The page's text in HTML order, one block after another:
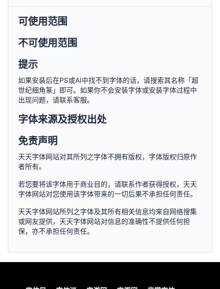
可使用范围
不可使用范围
提示
如果安装后在PS或AI中找不到字体的话，请搜索其名称「超
世纪细角篆」即可。如果你不会安装字体或安装字体过程中
出现问题，请联系客服。
字体来源及授权出处
免责声明
天天字体网站对其所列之字体不拥有版权，字体版权归原作
者所有。
若您要将该字体用于商业目的，请联系作者获得授权，天天
字体网站对您使用该字体带来的一切后果不承担任何责任。
天天字体网站所列之字体及其所有相关信息均来自网络搜集
或网友提供，天天字体网站对信息的准确性不提供任何担
保，亦不承担任何责任。